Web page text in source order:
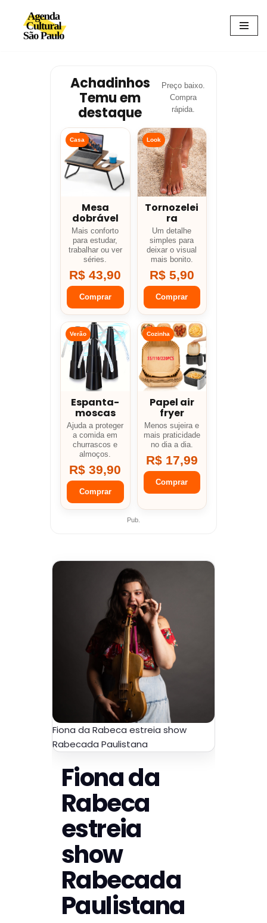
Avançar
Achadinhos
Temu em
destaque
Preço baixo.
Compra
rápida.
Casa
Mesa
dobrável
Mais conforto
para estudar,
trabalhar ou ver
séries.
R$ 43,90
Comprar
Look
Tornozelei
ra
Um detalhe
simples para
deixar o visual
mais bonito.
R$ 5,90
Comprar
Verão
Espanta-
moscas
Ajuda a proteger
a comida em
churrascos e
almoços.
R$ 39,90
Comprar
Cozinha
Papel air
fryer
Menos sujeira e
mais praticidade
no dia a dia.
R$ 17,99
Comprar
Pub.
Fiona da Rabeca estreia show
Rabecada Paulistana
Fiona da
Rabeca
estreia
show
Rabecada
Paulistana